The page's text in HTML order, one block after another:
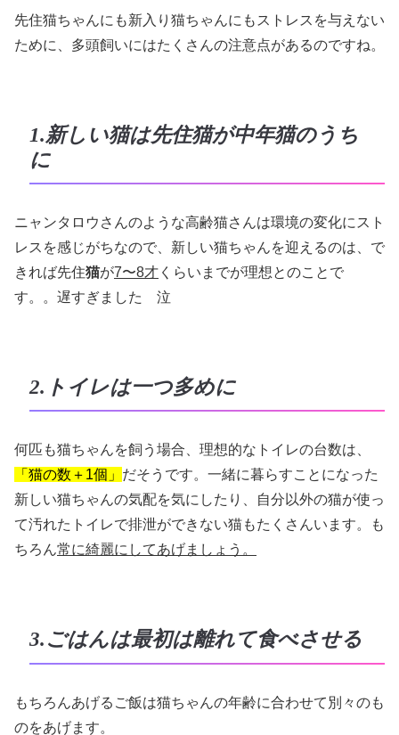
先住猫ちゃんにも新入り猫ちゃんにもストレスを与えない
ために、多頭飼いにはたくさんの注意点があるのですね。
1.新しい猫は先住猫が中年猫のうち
に
ニャンタロウさんのような高齢猫さんは環境の変化にスト
レスを感じがちなので、新しい猫ちゃんを迎えるのは、で
きれば先住猫が7〜8才 くらいまでが理想とのことで
す。。遅すぎました 泣
2.トイレは一つ多めに
何匹も猫ちゃんを飼う場合、理想的なトイレの台数は、
「猫の数＋1個」 だそうです。一緒に暮らすことになった
新しい猫ちゃんの気配を気にしたり、自分以外の猫が使っ
て汚れたトイレで排泄ができない猫もたくさんいます。も
ちろん常に綺麗にしてあげましょう。
3.ごはんは最初は離れて食べさせる
もちろんあげるご飯は猫ちゃんの年齢に合わせて別々のも
のをあげます。